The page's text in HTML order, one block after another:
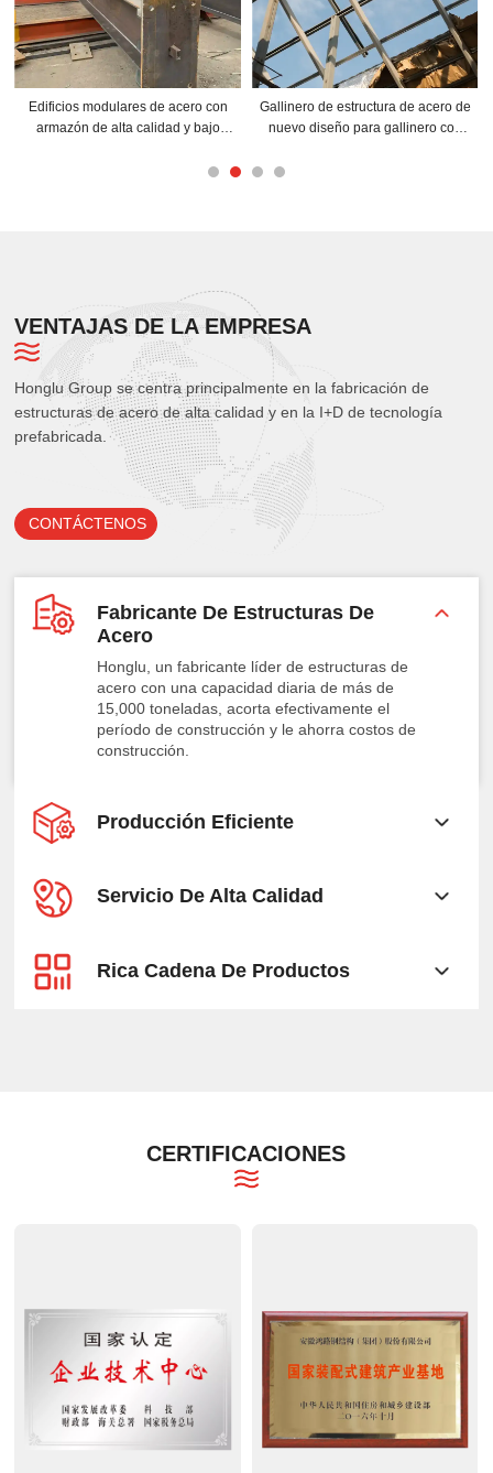
modulares de acero con
de alta calidad y bajo
Gallinero de estructura de acero de
nuevo diseño para gallinero con
VENTAJAS DE LA EMPRESA
Honglu Group se centra principalmente en la fabricación de
estructuras de acero de alta calidad y en la I+D de tecnología
prefabricada.
CONTÁCTENOS
Fabricante De Estructuras De
Acero
Honglu, un fabricante líder de estructuras de
acero con una capacidad diaria de más de
15,000 toneladas, acorta efectivamente el
período de construcción y le ahorra costos de
construcción.
Producción Eficiente
Servicio De Alta Calidad
Rica Cadena De Productos
CERTIFICACIONES